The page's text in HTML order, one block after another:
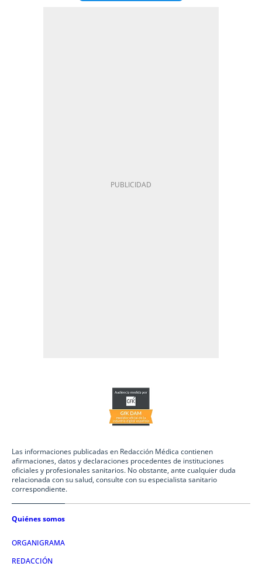
Las informaciones publicadas en Redacción Médica contienen
afirmaciones, datos y declaraciones procedentes de instituciones
oficiales y profesionales sanitarios. No obstante, ante cualquier duda
relacionada con su salud, consulte con su especialista sanitario
correspondiente.
Quiénes somos
ORGANIGRAMA
REDACCIÓN